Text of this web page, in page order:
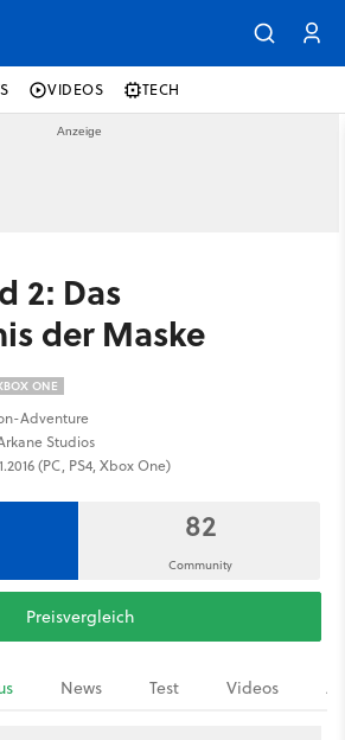
VIDEOS TECH
2: Das
der Maske
ONE
Adventure
Studios
(PC, PS4, Xbox One)
82
Community
Preisvergleich
News Test Videos